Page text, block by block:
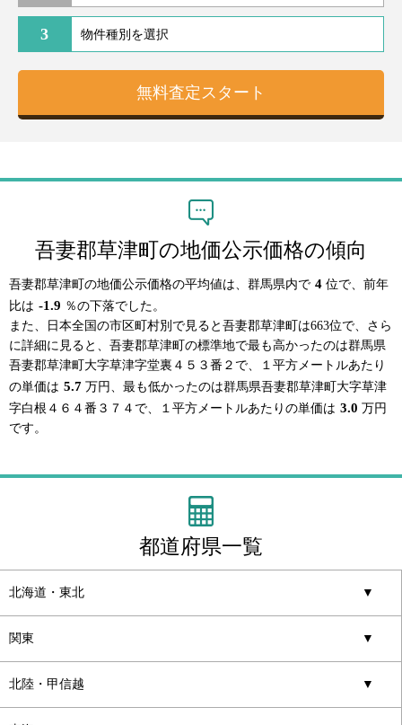
3
吾妻郡草津町の地価公示価格の傾向
吾妻郡草津町の地価公示価格の平均値は、群馬県内で 4 位で、前年
比は -1.9 ％の下落でした。
また、日本全国の市区町村別で見ると吾妻郡草津町は663位で、さら
に詳細に見ると、吾妻郡草津町の標準地で最も高かったのは群馬県
吾妻郡草津町大字草津字堂裏４５３番２で、１平方メートルあたり
の単価は 5.7 万円、最も低かったのは群馬県吾妻郡草津町大字草津
字白根４６４番３７４で、１平方メートルあたりの単価は 3.0 万円
です。
都道府県一覧
北海道・東北 ▼
関東 ▼
北陸・甲信越 ▼